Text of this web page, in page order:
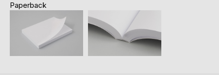
Paperback